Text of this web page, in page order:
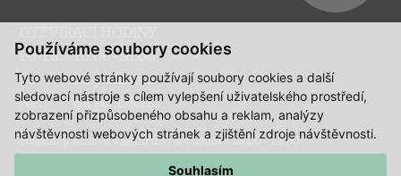
Používáme soubory cookies
Tyto webové stránky používají soubory cookies a další
sledovací nástroje s cílem vylepšení uživatelského prostředí,
zobrazení přizpůsobeného obsahu a reklam, analýzy
návštěvnosti webových stránek a zjištění zdroje návštěvnosti.
Souhlasím
Po–Pá:
10.00–18.00
So:
na požádání
Ne:
na požádání
Polední pauza ve všední dny a v sobotu 13:00 - 14:00.